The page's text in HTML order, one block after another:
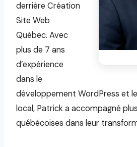
derrière Création
Site Web
Québec. Avec
plus de 7 ans
d’expérience
dans le
développement WordPress et
local, Patrick a accompagné
québécoises dans leur